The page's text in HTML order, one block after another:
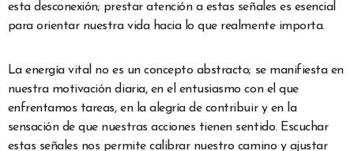
esta desconexión; prestar atención a estas señales es esencial
para orientar nuestra vida hacia lo que realmente importa.
La energía vital no es un concepto abstracto; se manifiesta en
nuestra motivación diaria, en el entusiasmo con el que
enfrentamos tareas, en la alegría de contribuir y en la
sensación de que nuestras acciones tienen sentido. Escuchar
estas señales nos permite calibrar nuestro camino y ajustar